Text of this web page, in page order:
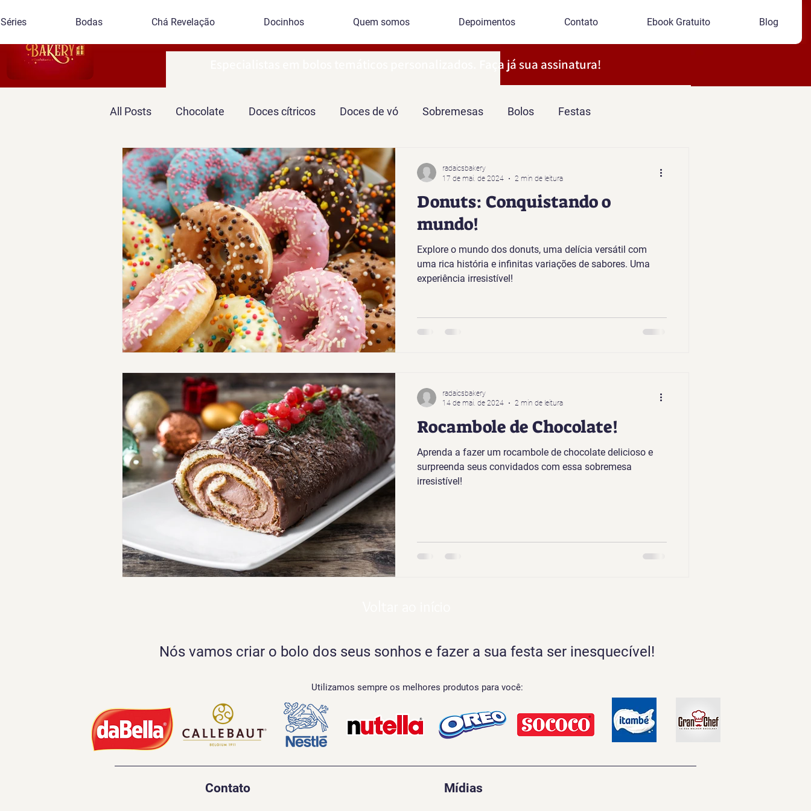
Bodas Chá Revelação Docinhos Quem somos Depoimentos Contato Ebook Gratuito Blog
Especialistas em bolos temáticos personalizados. Faça já sua assinatura!
All Posts Chocolate Doces cítricos Doces de vó Sobremesas Bolos Festas
Donuts: Conquistando o
mundo!
Explore o mundo dos donuts, uma delícia versátil com
uma rica história e infinitas variações de sabores. Uma
experiência irresistível!
radaicsbakery
17 de mai. de 2024
2 min de leitura
Rocambole de Chocolate!
Aprenda a fazer um rocambole de chocolate delicioso e
surpreenda seus convidados com essa sobremesa
irresistível!
radaicsbakery
14 de mai. de 2024
2 min de leitura
Nós vamos criar o bolo dos seus sonhos e fazer a sua festa ser inesquecível!
Utilizamos sempre os melhores produtos para você:
Contato Mídias